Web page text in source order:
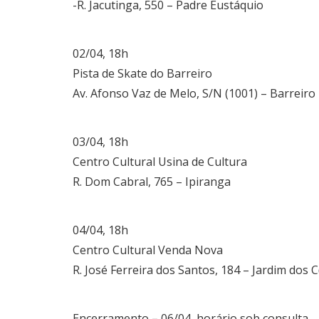
-R. Jacutinga, 550 – Padre Eustáquio
02/04, 18h
Pista de Skate do Barreiro
Av. Afonso Vaz de Melo, S/N (1001) – Barreiro
03/04, 18h
Centro Cultural Usina de Cultura
R. Dom Cabral, 765 – Ipiranga
04/04, 18h
Centro Cultural Venda Nova
R. José Ferreira dos Santos, 184 – Jardim dos